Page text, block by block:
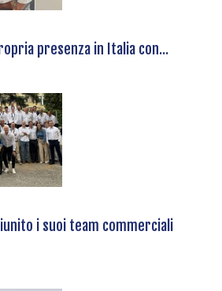
presenza in Italia con...
i suoi team commerciali